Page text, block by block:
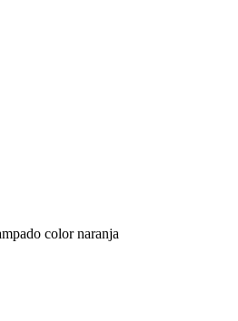
color naranja